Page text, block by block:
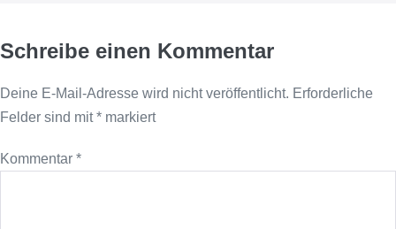
Schreibe einen Kommentar
Deine E-Mail-Adresse wird nicht veröffentlicht. Erforderliche
Felder sind mit* markiert
Kommentar *